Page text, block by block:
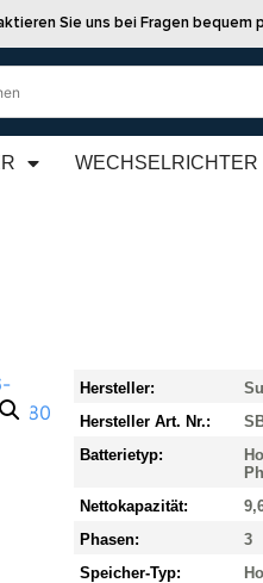
Sie uns bei Fragen bequem
WECHSELRICHTER
Hersteller:
Hersteller Art. Nr.:
Batterietyp:
Nettokapazität:
Phasen:
3
Speicher-Typ: